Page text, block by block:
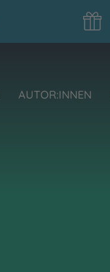
AUTOR:INNEN